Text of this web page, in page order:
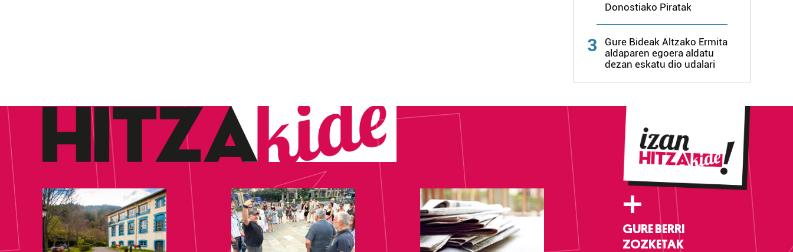
Donostiako Piratak
3
Gure Bideak Altzako Ermita
aldaparen egoera aldatu
dezan eskatu dio udalari
+
GURE BERRI
ZOZKETAK